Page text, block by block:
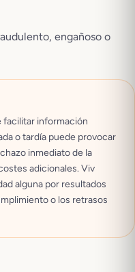
engañoso o
facilitar información
o tardía puede provocar
inmediato de la
adicionales. Viv
alguna por resultados
o los retrasos